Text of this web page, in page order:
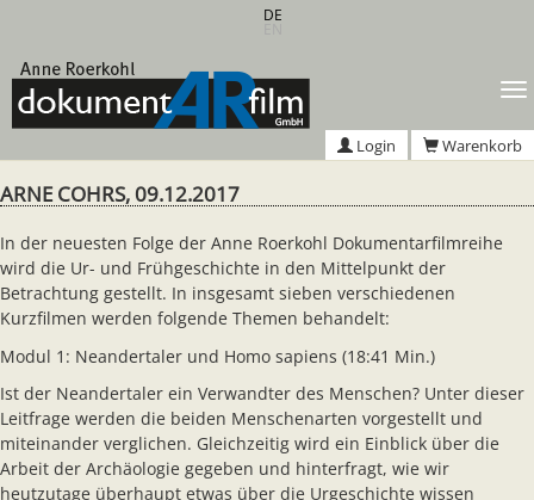
springen
DE
Login Warenkorb
ARNE COHRS, 09.12.2017
In der neuesten Folge der Anne Roerkohl Dokumentarfilmreihe
wird die Ur- und Frühgeschichte in den Mittelpunkt der
Betrachtung gestellt. In insgesamt sieben verschiedenen
Kurzfilmen werden folgende Themen behandelt:
Modul 1: Neandertaler und Homo sapiens (18:41 Min.)
Ist der Neandertaler ein Verwandter des Menschen? Unter dieser
Leitfrage werden die beiden Menschenarten vorgestellt und
miteinander verglichen. Gleichzeitig wird ein Einblick über die
Arbeit der Archäologie gegeben und hinterfragt, wie wir
heutzutage überhaupt etwas über die Urgeschichte wissen